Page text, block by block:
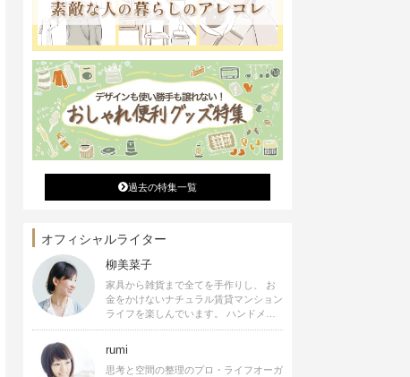
過去の特集一覧
オフィシャルライター
柳美菜子
家具から雑貨まで全てを手作りし、 お
金をかけないナチュラル賃貸マンション
ライフを楽しんでいます。 ハンドメイ
ド雑貨やインテリアに関する著書も出
ます。
rumi
思考と空間の整理のプロ・ライフオーガ